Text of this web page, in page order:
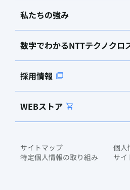
私たちの強み
数字でわかるNTTテクノクロ
採用情報
WEBストア
サイトマップ
個人
特定個人情報の取り組み
サイ